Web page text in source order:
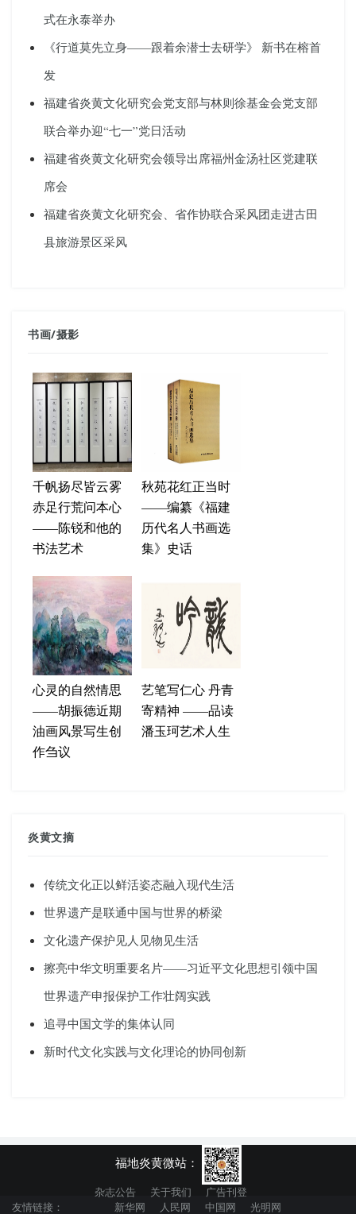
式在永泰举办
《行道莫先立身——跟着余潜士去研学》 新书在榕首
发
福建省炎黄文化研究会党支部与林则徐基金会党支部
联合举办迎“七一”党日活动
福建省炎黄文化研究会领导出席福州金汤社区党建联
席会
福建省炎黄文化研究会、省作协联合采风团走进古田
县旅游景区采风
书画/摄影
千帆扬尽皆云雾
赤足行荒问本心
——陈锐和他的
书法艺术
秋苑花红正当时
——编纂《福建
历代名人书画选
集》史话
心灵的自然情思
——胡振德近期
油画风景写生创
作刍议
艺笔写仁心 丹青
寄精神 ——品读
潘玉珂艺术人生
炎黄文摘
传统文化正以鲜活姿态融入现代生活
世界遗产是联通中国与世界的桥梁
文化遗产保护见人见物见生活
擦亮中华文明重要名片——习近平文化思想引领中国
世界遗产申报保护工作壮阔实践
追寻中国文学的集体认同
新时代文化实践与文化理论的协同创新
福地炎黄微站：
杂志公告 关于我们
广告刊登
友情链接：
新华网 人民网 中国网 光明网